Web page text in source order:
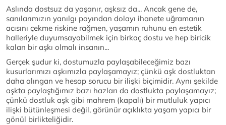
Aslında dostsuz da yaşanır, aşksız da... Ancak gene de,
sanılarımızın yanılgı payından dolayı ihanete uğramanın
acısını çekme riskine rağmen, yaşamın ruhunu en estetik
halleriyle duyumsayabilmek için birkaç dostu ve hep biricik
kalan bir aşkı olmalı insanın...
Gerçek şudur ki, dostumuzla paylaşabileceğimiz bazı
kusurlarımızı aşkımızla paylaşamayız; çünkü aşk dostluktan
daha alıngan ve hesap sorucu bir ilişki biçimidir. Aynı şekilde
aşkta paylaştığımız bazı hazları da dostlukta paylaşamayız;
çünkü dostluk aşk gibi mahrem (kapalı) bir mutluluk yapıcı
ilişki bütünleşmesi değil, görünür açıklıkta yaşam yapıcı bir
gönül birlikteliğidir.